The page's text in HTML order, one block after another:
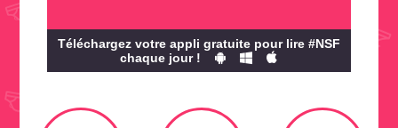
Téléchargez votre appli gratuite pour lire #NSF
chaque jour !